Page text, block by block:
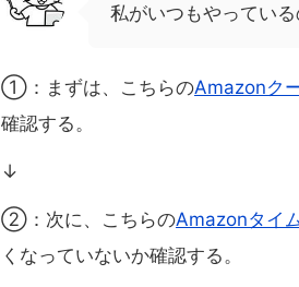
私がいつもやってい
①：まずは、こちらのAmazonク
確認する。
↓
②：次に、こちらのAmazonタイ
くなっていないか確認する。